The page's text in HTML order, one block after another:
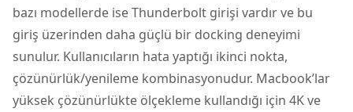
bazı modellerde ise Thunderbolt girişi vardır ve bu
giriş üzerinden daha güçlü bir docking deneyimi
sunulur. Kullanıcıların hata yaptığı ikinci nokta,
çözünürlük/yenileme kombinasyonudur. Macbook’lar
yüksek çözünürlükte ölçekleme kullandığı için 4K ve